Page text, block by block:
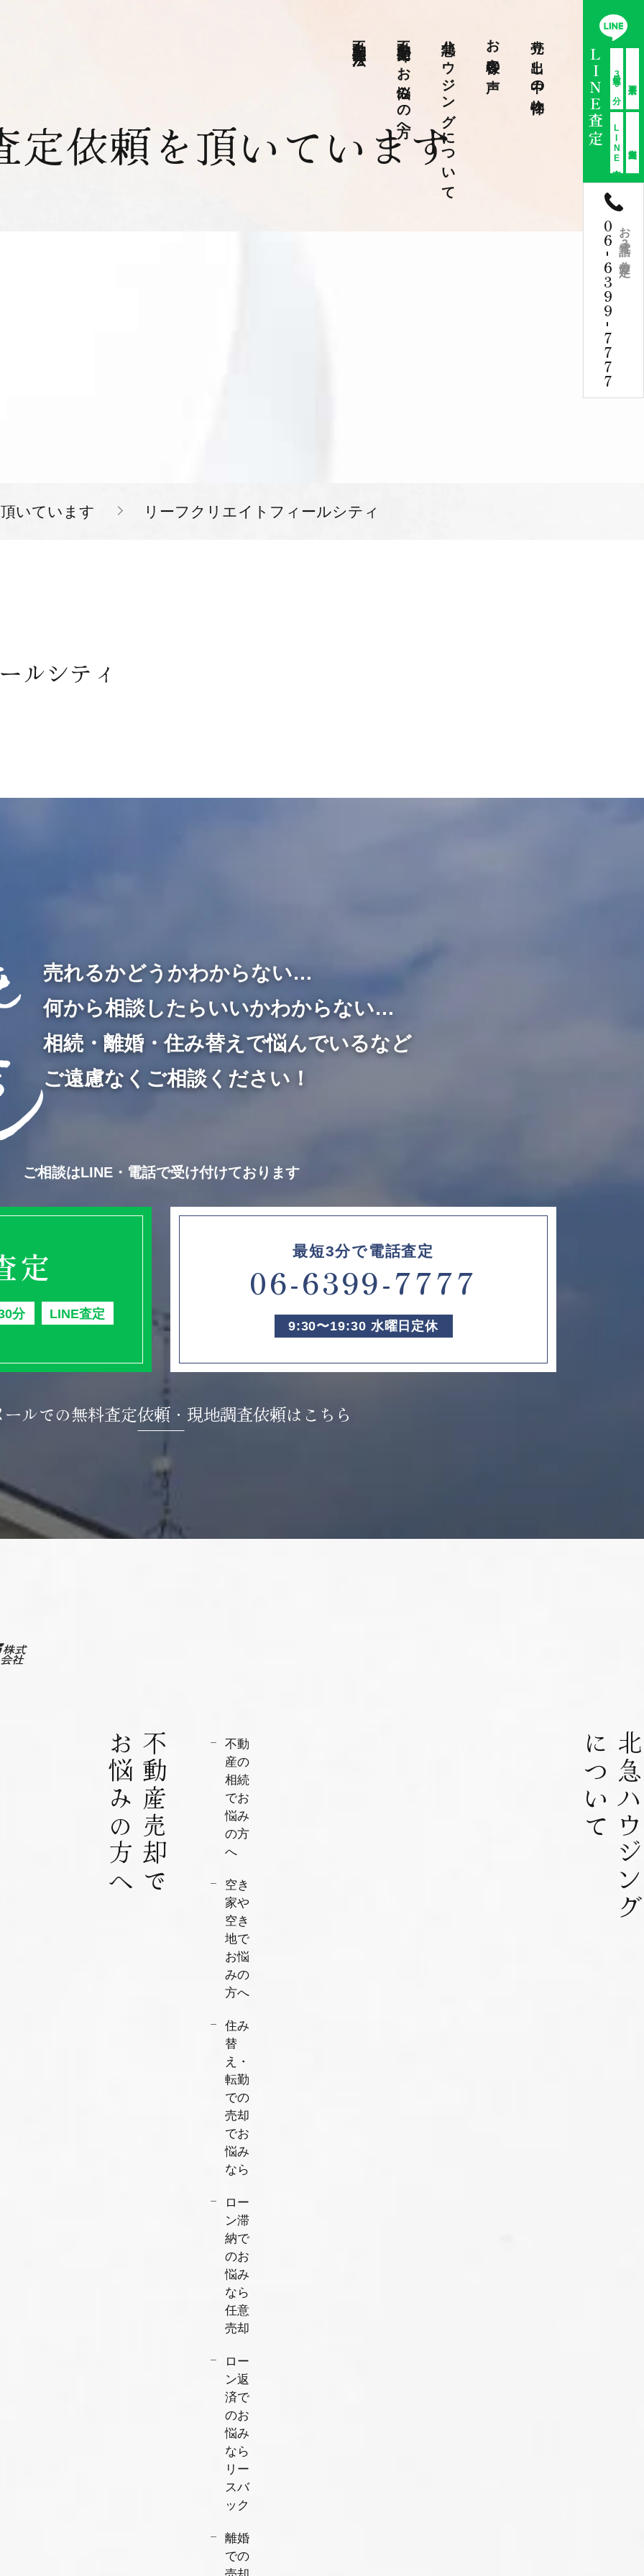
不動産売却でお悩みの方へ 北急ハウジングについて お客様の声 売り出し中の物件 LINE査定 最短30分
LINE査定
06
-
6399
-
7777
お電話3分査定
定依頼を頂いています
いています リーフクリエイトフィールシティ
ルシティ
売れるかどうかわからない…
何から相談したらいいかわからない…
相続・離婚・住み替えで悩んでいるなど
ご遠慮なくご相談ください！
ご相談はLINE・電話で受け付けております
定
分 LINE査定
最短3分で電話査定
06-6399-7777
9:30〜19:30 水曜日定休
ルでの無料査定依頼・ 現地調査依頼はこちら
不動産売却で
お悩みの方へ
不動
産の
相続
でお
悩み
の方
へ
空き
家や
空き
地で
お悩
みの
方へ
住み
替
え・
転勤
での
売却
でお
悩み
なら
ロー
ン滞
納で
のお
悩み
なら
任意
売却
ロー
ン返
済で
のお
悩み
なら
リー
スバ
ック
離婚
での
北急ハ
について